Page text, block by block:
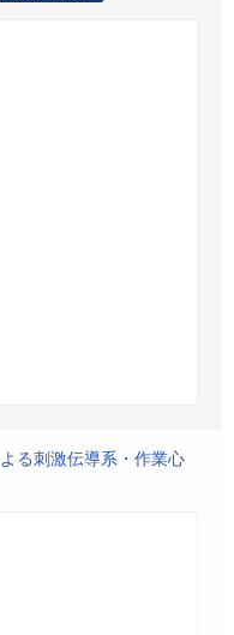
る刺激伝導系・作業心